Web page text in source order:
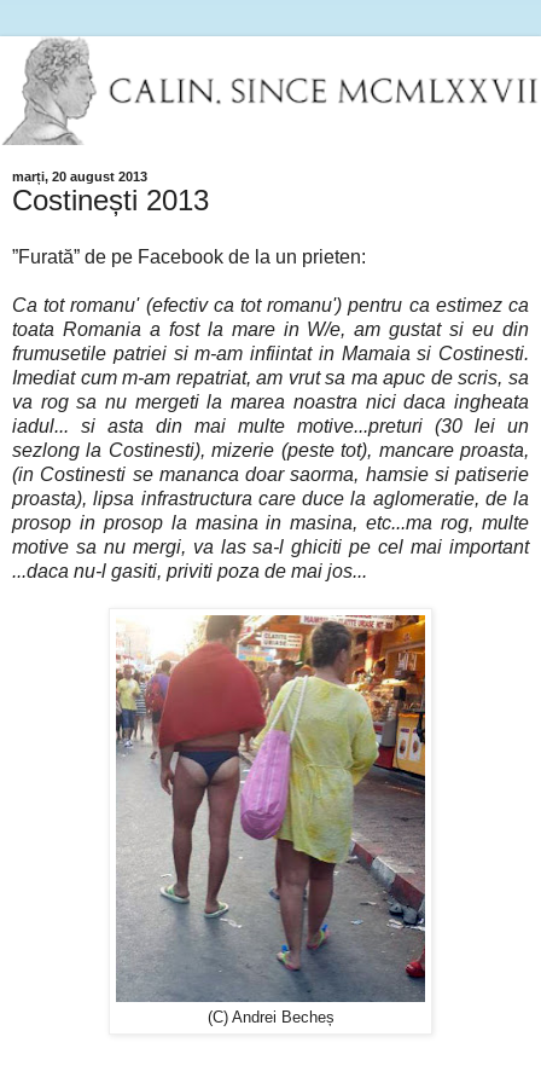
marți, 20 august 2013
Costinești 2013
”Furată” de pe Facebook de la un prieten:
Ca tot romanu' (efectiv ca tot romanu') pentru ca estimez ca
toata Romania a fost la mare in W/e, am gustat si eu din
frumusetile patriei si m-am infiintat in Mamaia si Costinesti.
Imediat cum m-am repatriat, am vrut sa ma apuc de scris, sa
va rog sa nu mergeti la marea noastra nici daca ingheata
iadul... si asta din mai multe motive...preturi (30 lei un
sezlong la Costinesti), mizerie (peste tot), mancare proasta,
(in Costinesti se mananca doar saorma, hamsie si patiserie
proasta), lipsa infrastructura care duce la aglomeratie, de la
prosop in prosop la masina in masina, etc...ma rog, multe
motive sa nu mergi, va las sa-l ghiciti pe cel mai important
...daca nu-l gasiti, priviti poza de mai jos...
(C) Andrei Becheș